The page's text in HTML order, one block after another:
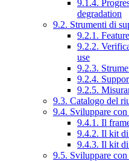
9.1.4.
degradation
9.2. Strumenti di
9.2.1.
9.2.2.
use
9.2.3.
9.2.4.
9.2.5.
9.3. Catalogo del
9.4. Sviluppare
9.4.1. Il
9.4.2. Il kit
9.4.3. Il kit
9.5. Sviluppare